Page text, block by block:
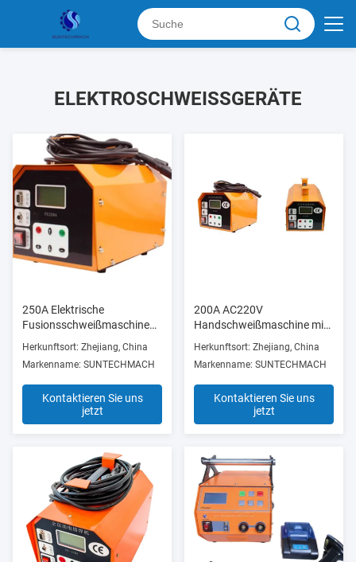
ELEKTROSCHWEISSGERÄTE
250A Elektrische
Fusionsschweißmaschine
Rohrverbindungen
Herkunftsort: Zhejiang, China
Markenname: SUNTECHMACH
Kontaktieren Sie uns
jetzt
200A AC220V
Handschweißmaschine mit
50A RMS-Steuerung
Herkunftsort: Zhejiang, China
Markenname: SUNTECHMACH
Kontaktieren Sie uns
jetzt